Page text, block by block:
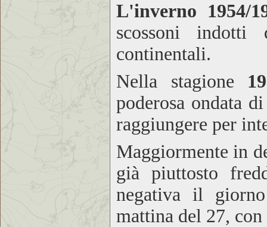
L'inverno 1954/
scossoni
continentali.
Nella stagione
poderosa ondata
raggiungere per
Maggiormente in
già piuttosto
negativa il
mattina del 27, con